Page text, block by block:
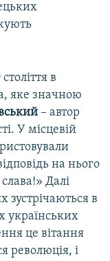
в
яке значною
– автор
У місцевій
на нього
Далі
зустрічаються в
українських
це вітання
революція, і